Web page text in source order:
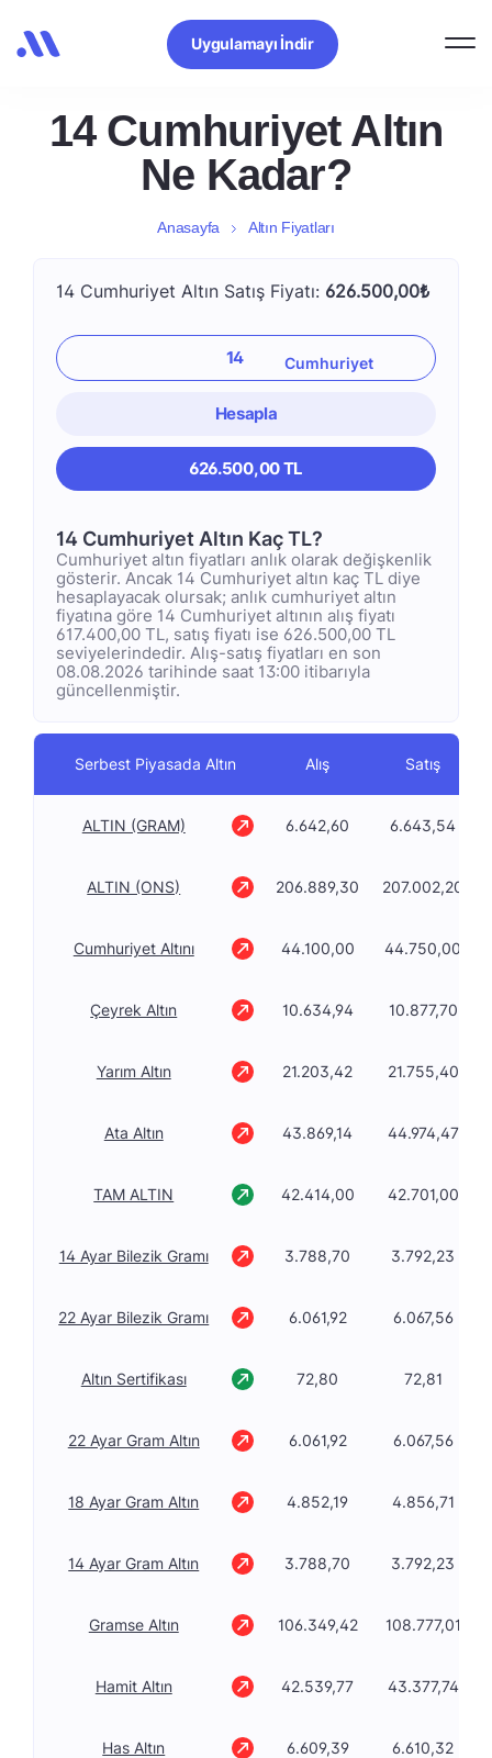
Uygulamayı İndir
14 Cumhuriyet Altın
Ne Kadar?
Anasayfa Altın Fiyatları
14 Cumhuriyet Altın Satış Fiyatı: 626.500,00₺
Hesapla
626.500,00 TL
14 Cumhuriyet Altın Kaç TL?
Cumhuriyet altın fiyatları anlık olarak değişkenlik
gösterir. Ancak 14 Cumhuriyet altın kaç TL diye
hesaplayacak olursak; anlık cumhuriyet altın
fiyatına göre 14 Cumhuriyet altının alış fiyatı
617.400,00 TL, satış fiyatı ise 626.500,00 TL
seviyelerindedir. Alış-satış fiyatları en son
08.08.2026 tarihinde saat 13:00 itibarıyla
güncellenmiştir.
Serbest Piyasada Altın Alış Satış
ALTIN (GRAM) 6.642,60 6.643,54
ALTIN (ONS) 206.889,30 207.002,20
Cumhuriyet Altını 44.100,00 44.750,00
Çeyrek Altın 10.634,94 10.877,70
Yarım Altın 21.203,42 21.755,40
Ata Altın 43.869,14 44.974,47
TAM ALTIN 42.414,00 42.701,00
14 Ayar Bilezik Gramı 3.788,70 3.792,23
22 Ayar Bilezik Gramı 6.061,92 6.067,56
Altın Sertifikası 72,80 72,81
22 Ayar Gram Altın 6.061,92 6.067,56
18 Ayar Gram Altın 4.852,19 4.856,71
14 Ayar Gram Altın 3.788,70 3.792,23
Gramse Altın 106.349,42 108.777,01
Hamit Altın 42.539,77 43.377,74
Has Altın 6.609,39 6.610,32